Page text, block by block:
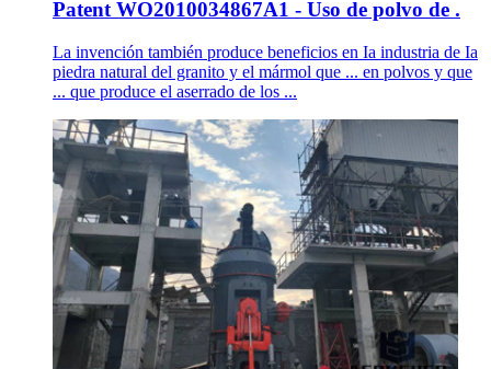
Patent WO2010034867A1 - Uso de polvo de .
La invención también produce beneficios en Ia industria de Ia
piedra natural del granito y el mármol que ... en polvos y que
... que produce el aserrado de los ...